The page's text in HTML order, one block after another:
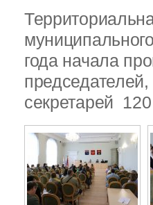
года начала
секретарей